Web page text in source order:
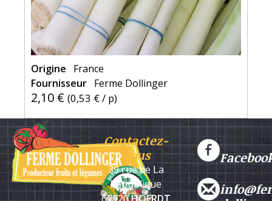
Origine
France
Fournisseur Ferme Dollinger
2,10 € (0,53 €/ p)
Contactez-
nous
39 rue de La
République